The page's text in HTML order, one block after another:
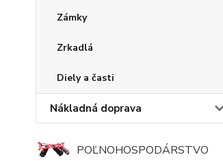
Zámky
Zrkadlá
Diely a časti
Nákladná doprava
POĽNOHOSPODÁRSTVO